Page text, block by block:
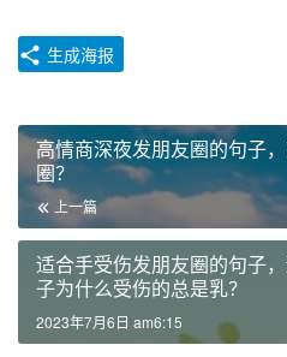
生成海报
高情商深夜发朋友圈的句子
圈？
上一篇
适合手受伤发朋友圈的句子
子为什么受伤的总是乳？
2023年7月6日 am6:15